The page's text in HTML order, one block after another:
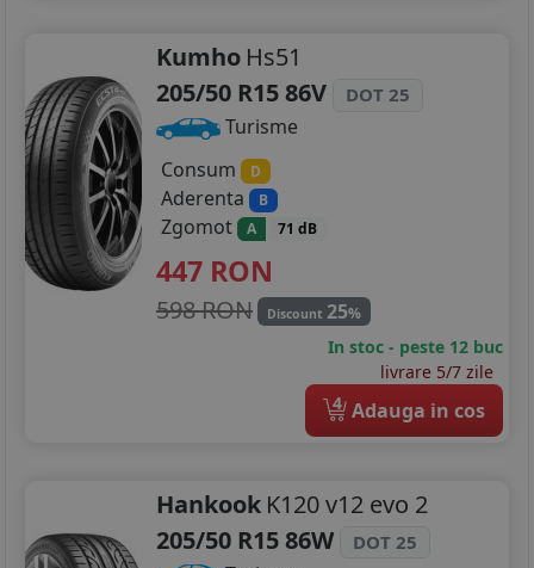
Kumho Hs51
205/50 R15 86V
DOT 25
Turisme
Consum
D
Aderenta B
Zgomot A 71 dB
447 RON
598 RON Discount 25%
In stoc - peste 12 buc
livrare 5/7 zile
4 Adauga in cos
Hankook K120 v12 evo 2
205/50 R15 86W
DOT 25